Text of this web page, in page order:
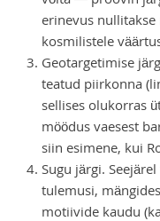
erinevus
kosmilistele
Geotargetimise
teatud piirkonna
sellises olukorras
möödus vaesest
siin esimene, kui
Sugu järgi.
tulemusi,
motiivide kaudu